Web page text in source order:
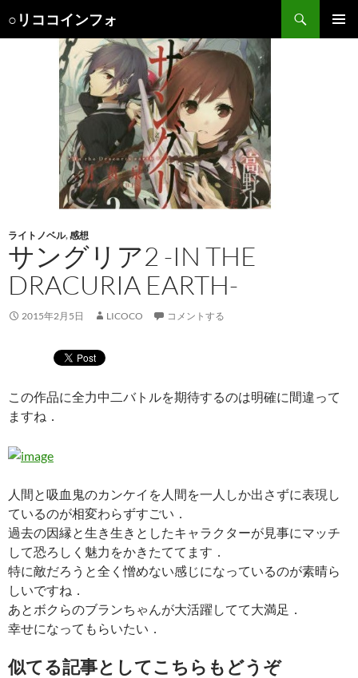
○リココインフォ
索
ライトノベル,感想
サングリア2 -IN THE
DRACURIA EARTH-
2015年2月5日 LICOCO コメントする
この作品に全力中二バトルを期待するのは明確に間違って
ますね．
人間と吸血鬼のカンケイを人間を一人しか出さずに表現し
ているのが相変わらずすごい．
過去の因縁と生き生きとしたキャラクターが見事にマッチ
して恐ろしく魅力をかきたててます．
特に敵だろうと全く憎めない感じになっているのが素晴ら
しいですね．
あとボクらのブランちゃんが大活躍してて大満足．
幸せになってもらいたい．
似てる記事としてこちらもどうぞ